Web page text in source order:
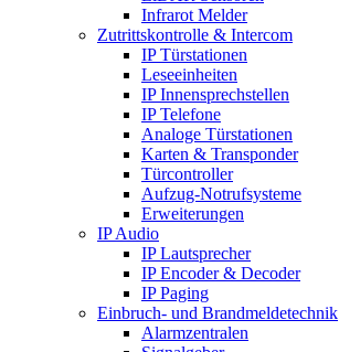
Infrarot Melder
Zutrittskontrolle & Intercom
IP Türstationen
Leseeinheiten
IP Innensprechstellen
IP Telefone
Analoge Türstationen
Karten & Transponder
Türcontroller
Aufzug-Notrufsysteme
Erweiterungen
IP Audio
IP Lautsprecher
IP Encoder & Decoder
IP Paging
Einbruch- und Brandmeldetechnik
Alarmzentralen